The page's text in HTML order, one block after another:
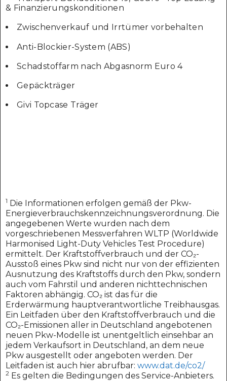
& Finanzierungskonditionen
Zwischenverkauf und Irrtümer vorbehalten
Anti-Blockier-System (ABS)
Schadstoffarm nach Abgasnorm Euro 4
Gepäckträger
Givi Topcase Träger
1 Die Informationen erfolgen gemäß der Pkw-
Energieverbrauchskennzeichnungsverordnung. Die
angegebenen Werte wurden nach dem
vorgeschriebenen Messverfahren WLTP (Worldwide
Harmonised Light-Duty Vehicles Test Procedure)
ermittelt. Der Kraftstoffverbrauch und der CO₂-
Ausstoß eines Pkw sind nicht nur von der effizienten
Ausnutzung des Kraftstoffs durch den Pkw, sondern
auch vom Fahrstil und anderen nichttechnischen
Faktoren abhängig. CO₂ ist das für die
Erderwärmung hauptverantwortliche Treibhausgas.
Ein Leitfaden über den Kraftstoffverbrauch und die
CO₂-Emissionen aller in Deutschland angebotenen
neuen Pkw-Modelle ist unentgeltlich einsehbar an
jedem Verkaufsort in Deutschland, an dem neue
Pkw ausgestellt oder angeboten werden. Der
Leitfaden ist auch hier abrufbar: www.dat.de/co2/
2 Es gelten die Bedingungen des Service-Anbieters.